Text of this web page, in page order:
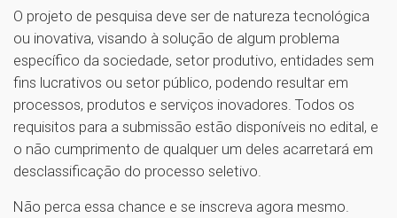
O projeto de pesquisa deve ser de natureza tecnológica
ou inovativa, visando à solução de algum problema
específico da sociedade, setor produtivo, entidades sem
fins lucrativos ou setor público, podendo resultar em
processos, produtos e serviços inovadores. Todos os
requisitos para a submissão estão disponíveis no edital, e
o não cumprimento de qualquer um deles acarretará em
desclassificação do processo seletivo.
Não perca essa chance e se inscreva agora mesmo.